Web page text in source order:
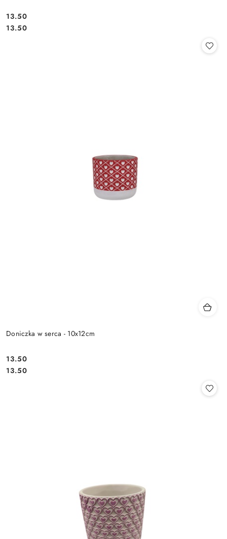
Cena:
13.50
Cena:
13.50
Doniczka w serca - 10x12cm
Cena:
13.50
Cena:
13.50